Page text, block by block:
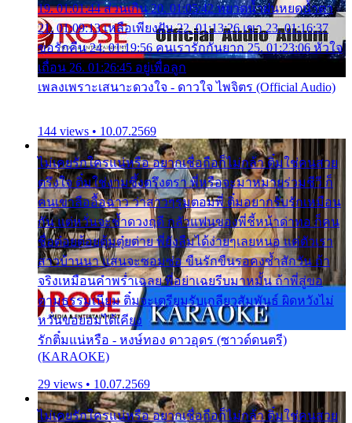
19. 01:01:44 ส่วนเกิน 20. 01:05:42 หยาดน้ำฝนหยดน้ำตา
21. 01:09:13 เหลือเพียงฝัน 22. 01:13:26 เขา 23. 01:16:37
ขอรักคืน 24. 01:19:56 คนเรารักกันยาก 25. 01:23:06 หัวใจ
เถื่อน 26. 01:26:45 อยู่เพื่อลูก
เพลงเพราะเสนาะดวงใจ - ดาวใจ ไพจิตร (Official Audio)
144 views • 10.07.2569
ไม่เคยรักใครแน่หรือ อยากเชื่อถือก็ไม่กล้า ติ๋มใช่คนสวย
ตรึงใจ ติ๋มใช่งามซึ้งตรึงตรา พี่หรือจะมาหมายร่วมชีวี ก็
คนเขาลืออื้อฉาว ว่าสาวๆรุมตอมพี่ ติ๋มอยากรับรักเหมือน
กัน แต่หวั่นจะช้ำดวงฤดี กลัวแฟนของพี่ชี้หน้าด่าทอ ก็คน
ชื่อต๋อยต้อยตุ้มตุ๋ยต่าย พี่ยังลืมได้ง่ายๆเลยหนอ แค่ตัวเรา
สาวบ้านนา แสนจะซอมซ่อ ขืนรักขืนรอคงช้ำสักวัน ถ้า
จริงเหมือนคำพร่ำเฉลย พี่อย่าเฉยรีบมาหมั้น ถ้าพี่สู่ขอ
ตามธรรมเนียม ติ๋มจะเตรียมรับเกลียวสัมพันธ์ ผิดหวังไม่
หวั่นขอยอมได้เคียง
รักติ๋มแน่หรือ - หงษ์ทอง ดาวอุดร (ซาวด์ดนตรี)
(KARAOKE)
29 views • 10.07.2569
ไม่เคยรักใครแน่หรือ อยากเชื่อถือก็ไม่กล้า ติ๋มใช่คนสวย